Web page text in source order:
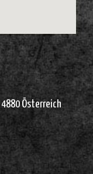
4880 Österreich